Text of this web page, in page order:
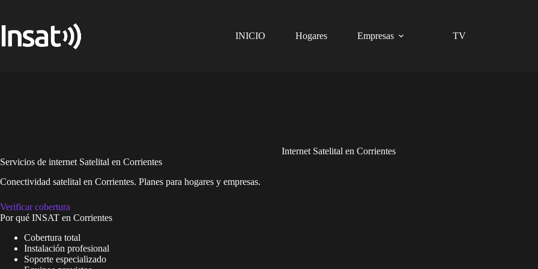
content
INICIO
Hogares Empresas TV
Internet Satelital en Corrientes
Servicios de internet Satelital en Corrientes
Conectividad satelital en Corrientes. Planes para hogares y empresas.
Verificar cobertura
Por qué INSAT en Corrientes
Cobertura total
Instalación profesional
Soporte especializado